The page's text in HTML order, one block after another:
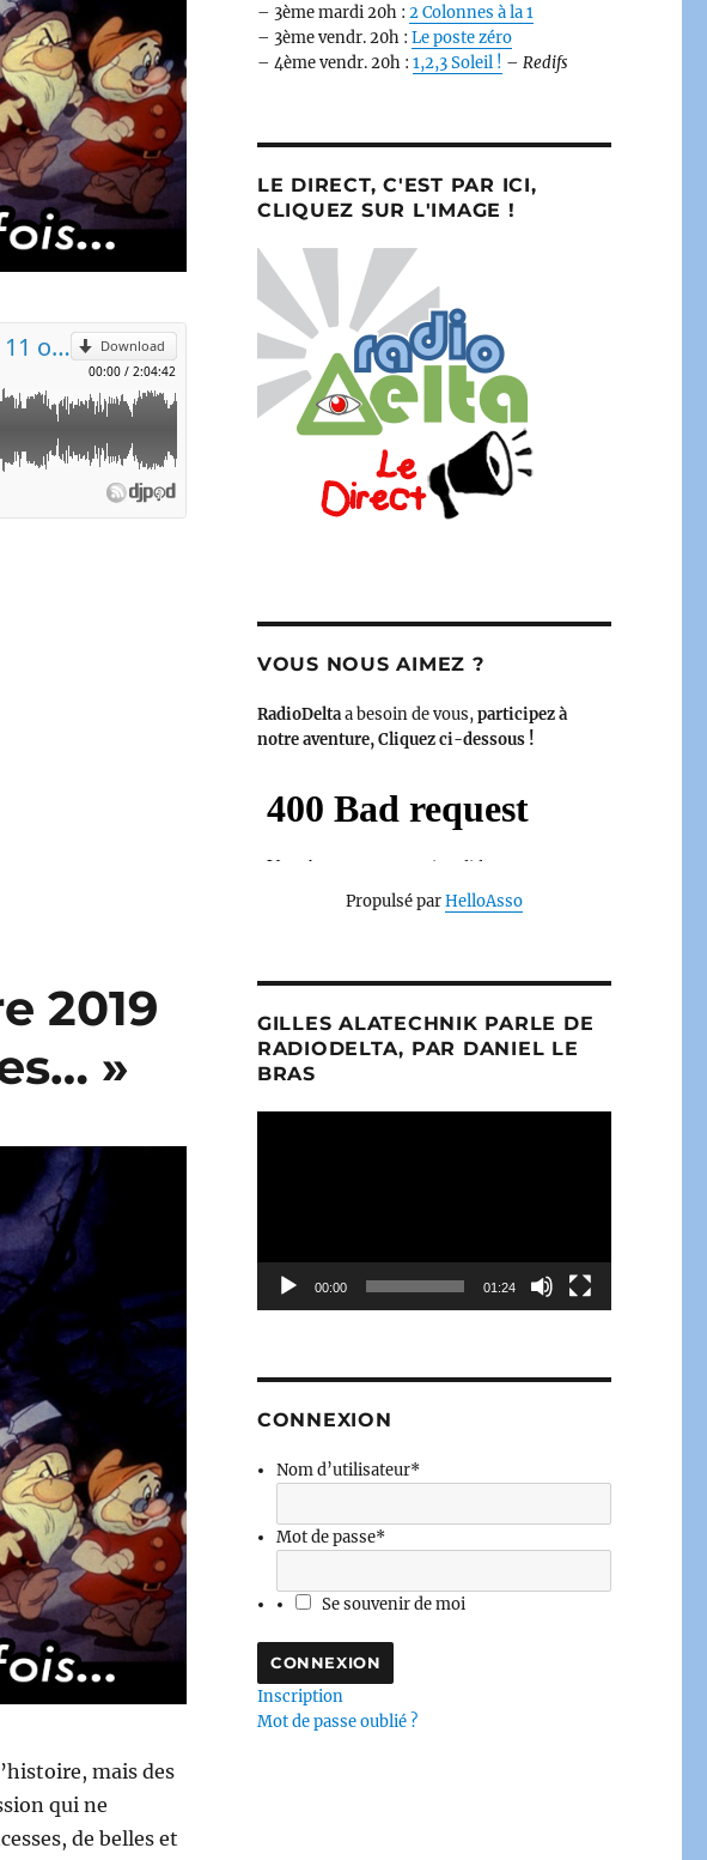
2019 – « On va vous conter des histoires… » »
2019
»
mais des
qui ne
de belles et
– 3ème mardi 20h : 2 Colonnes à la 1
– 3ème vendr. 20h : Le poste zéro
– 4ème vendr. 20h : 1,2,3 Soleil ! – Redifs
LE DIRECT, C'EST PAR ICI,
CLIQUEZ SUR L'IMAGE !
VOUS NOUS AIMEZ ?
RadioDeltaa besoin de vous,participez à
notre aventure, Cliquez ci-dessous !
Propulsé parHelloAsso
GILLES ALATECHNIK PARLE DE
RADIODELTA, PAR DANIEL LE
BRAS
00:00 01:24
CONNEXION
Nom d’utilisateur*
Mot de passe*
Se souvenir de moi
Inscription
Mot de passe oublié ?